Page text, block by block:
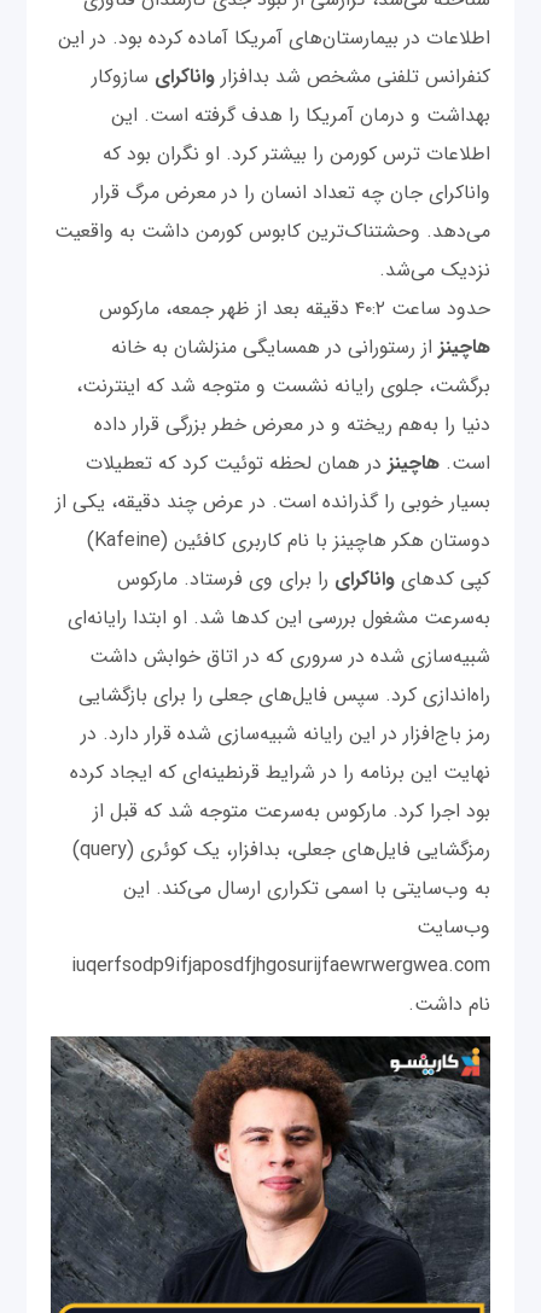
اطلاعات در بیمارستان‌های آمریکا آماده کرده بود. در این
کنفرانس تلفنی مشخص شد بدافزارواناکرای سازوکار
بهداشت و درمان آمریکا را هدف گرفته است. این
اطلاعات ترس کورمن را بیشتر کرد. او نگران بود که
واناکرای جان چه تعداد انسان را در معرض مرگ قرار
می‌دهد. وحشتناک‌ترین کابوس کورمن داشت به واقعیت
نزدیک می‌شد.
حدود ساعت ۴۰:۲ دقیقه بعد از ظهر جمعه، مارکوس
هاچینز از رستورانی در همسایگی منزلشان به خانه
برگشت، جلوی رایانه نشست و متوجه شد که اینترنت،
دنیا را به‌‌هم ریخته و در معرض خطر بزرگی قرار داده
است.هاچینز در همان لحظه توئیت کرد که تعطیلات
بسیار خوبی را گذرانده است. در عرض چند دقیقه، یکی از
دوستان هکر هاچینز با نام کاربری کافئین (Kafeine)
کپی کدهایواناکرای را برای وی فرستاد. مارکوس
به‌سرعت مشغول بررسی این کدها شد. او ابتدا رایانه‌ای
شبیه‌سازی شده در سروری که در اتاق خوابش داشت
راه‌اندازی کرد. سپس فایل‌های جعلی را برای بازگشایی
رمز باج‌افزار در این رایانه شبیه‌سازی شده قرار دارد. در
نهایت این برنامه را در شرایط قرنطینه‌ای که ایجاد کرده
بود اجرا کرد. مارکوس به‌سرعت متوجه شد که قبل از
رمزگشایی فایل‌های جعلی، بدافزار، یک کوئری (query)
به وب‌سایتی با اسمی تکراری ارسال می‌کند. این
وب‌سایت
iuqerfsodp9ifjaposdfjhgosurijfaewrwergwea.com
نام داشت.